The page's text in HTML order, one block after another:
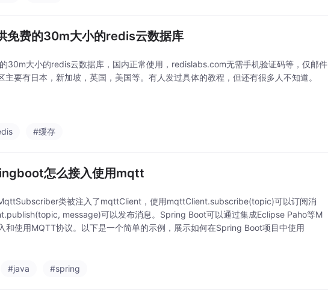
免费的30m大小的redis云数据库
30m大小的redis云数据库，国内正常使用，redislabs.com无需手机验证码等，仅邮件
主要有日本，新加坡，英国，美国等。有人发过具体的教程，但还有很多人不知道。
#缓存
怎么接入使用mqtt
类被注入了mqttClient，使用mqttClient.subscribe(topic)可以订阅消
message)可以发布消息。Spring Boot可以通过集成Eclipse Paho等M
和使用MQTT协议。以下是一个简单的示例，展示如何在Spring Boot项目中使用
#java #spring